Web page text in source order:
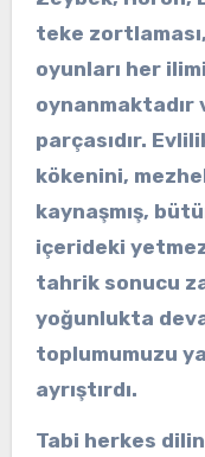
teke
oyunları her
oynanmaktadır
parçasıdır.
kökenini,
kaynaşmış,
içerideki
tahrik sonucu
yoğunlukta
toplumumuzu
ayrıştırdı.
Tabi herkes